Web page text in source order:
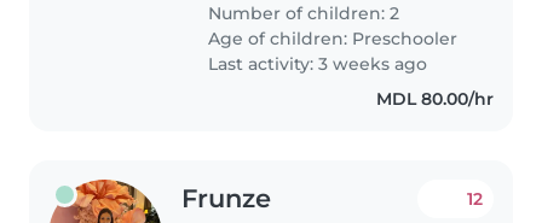
Preferăm cineva care vorbește
română și care este la fel de..
Number of children: 2
Age of children: Preschooler
Last activity: 3 weeks ago
MDL 80.00/hr
Frunze 12